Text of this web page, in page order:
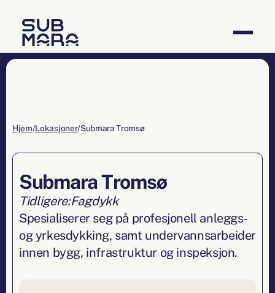
Hjem/Lokasjoner/ Tromsø
Tromsø
Tidligere:Fagdykk
Spesialiserer seg på profesjonell anleggs‑
og yrkesdykking, samt undervannsarbeider
innen bygg, infrastruktur og inspeksjon.